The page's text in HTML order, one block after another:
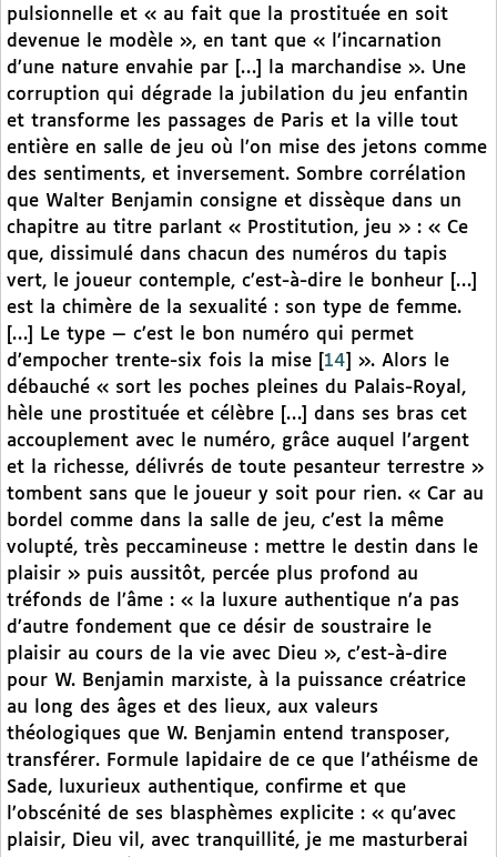
pulsionnelle et « au fait que la prostituée en soit
devenue le modèle », en tant que « l’incarnation
d’une nature envahie par […] la marchandise ». Une
corruption qui dégrade la jubilation du jeu enfantin
et transforme les passages de Paris et la ville tout
entière en salle de jeu où l’on mise des jetons comme
des sentiments, et inversement. Sombre corrélation
que Walter Benjamin consigne et dissèque dans un
chapitre au titre parlant « Prostitution, jeu » : « Ce
que, dissimulé dans chacun des numéros du tapis
vert, le joueur contemple, c’est-à-dire le bonheur […]
est la chimère de la sexualité : son type de femme.
[…] Le type — c’est le bon numéro qui permet
d’empocher trente-six fois la mise
14
». Alors le
débauché « sort les poches pleines du Palais-Royal,
hèle une prostituée et célèbre […] dans ses bras cet
accouplement avec le numéro, grâce auquel l’argent
et la richesse, délivrés de toute pesanteur terrestre »
tombent sans que le joueur y soit pour rien. « Car au
bordel comme dans la salle de jeu, c’est la même
volupté, très peccamineuse : mettre le destin dans le
plaisir » puis aussitôt, percée plus profond au
tréfonds de l’âme : « la luxure authentique n’a pas
d’autre fondement que ce désir de soustraire le
plaisir au cours de la vie avec Dieu », c’est-à-dire
pour W. Benjamin marxiste, à la puissance créatrice
au long des âges et des lieux, aux valeurs
théologiques que W. Benjamin entend transposer,
transférer. Formule lapidaire de ce que l’athéisme de
Sade, luxurieux authentique, confirme et que
l’obscénité de ses blasphèmes explicite : « qu’avec
plaisir, Dieu vil, avec tranquillité, je me masturberai